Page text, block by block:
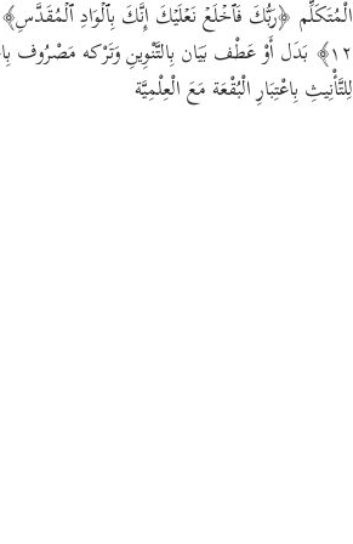
الْمُتَكَلِّم ﴿رَبُّكَ فَٱخۡلَعۡ نَعۡلَیۡكَ إِنَّكَ بِٱلۡوَادِ
١٢﴾ بَدَل أَوْ عَطْف بَيَان بِالتَّنْوِينِ وَتَرْكه مَصْرُوف
لِلتَّأْنِيثِ بِاعْتِبَارِ الْبُقْعَة مَعَ الْعِلْمِيَّة